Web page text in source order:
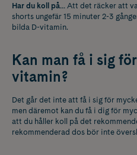
Har du koll på... Att det räcker att
shorts ungefär 15 minuter 2-3
bilda D-vitamin.
Kan man få i sig
vitamin?
Det går det inte att få i sig för
men däremot kan du få i dig för
att du håller koll på det
rekommenderad dos bör inte